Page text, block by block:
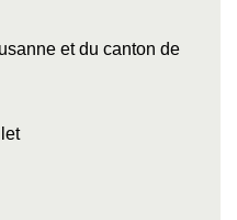
et du canton de